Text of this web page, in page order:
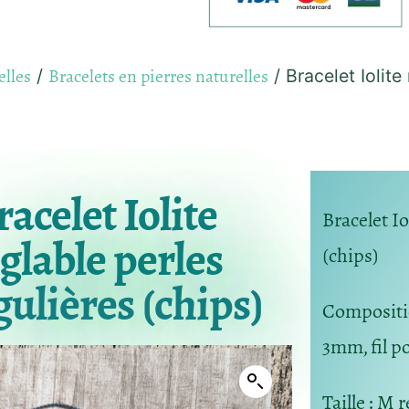
/ Bracelets en pierres naturelles / Bracelet Iolite
Iolite
perles
(chips)
Bracelet
(chips)
3mm, fil